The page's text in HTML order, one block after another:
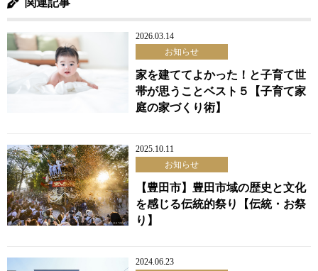
関連記事
2026.03.14
お知らせ
家を建ててよかった！と子育て世
帯が思うことベスト５【子育て家
庭の家づくり術】
2025.10.11
お知らせ
【豊田市】豊田市域の歴史と文化
を感じる伝統的祭り【伝統・お祭
り】
2024.06.23